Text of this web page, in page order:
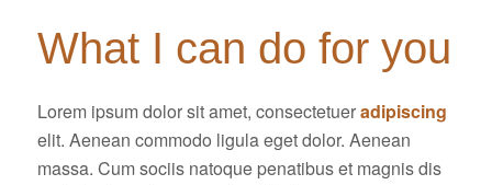
What I can do for you
Lorem ipsum dolor sit amet, consectetueradipiscing
elit. Aenean commodo ligula eget dolor. Aenean
massa. Cum sociis natoque penatibus et magnis dis